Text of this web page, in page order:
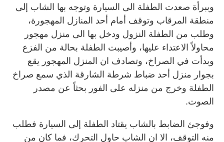
وببرأة صعدت الطفلة الى السيارة وتوجه بها الشاب إلى
منطقة المرقاب وتوقف أمام أحد المنازل المهجورة،
وطلب من الطفلة النزول ودخل بها الى منزل مهجور
محاولاً الاعتداء عليها، وأصيبت الطفلة بحالة من الفزع
وبدأت في الصراخ، وتصادف ان المنزل المهجور يقع
بجوار منزل أحد ضباط شرطة الشارقة الذي سمع صراخ
الطفلة وخرج من منزله على الفور بحثاً عن مصدر
الصوت.
وفوجئ الضابط بالشاب يقتاد الطفلة إلى السيارة فطلب
منه التوقف، الا ان الشاب حاول التحرك، فما كان من